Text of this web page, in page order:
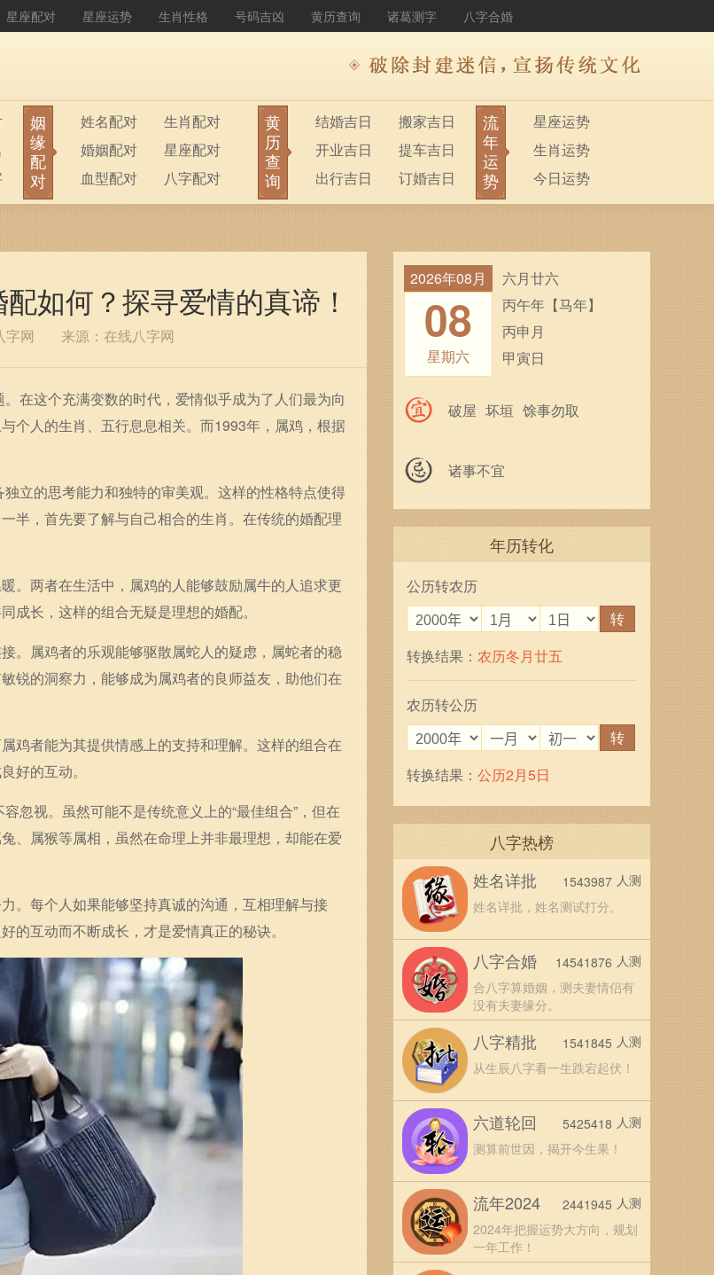
星座配对 星座运势 生肖性格 号码吉凶 黄历查询 诸葛测字 八字合婚
姻
缘
配
对
姓名配对
生肖配对
婚姻配对
星座配对
血型配对
八字配对
黄
历
查
询
结婚吉日
搬家吉日
开业吉日
提车吉日
出行吉日
订婚吉日
流
年
运
势
星座运势
生肖运势
今日运势
如何？探寻爱情的真谛！
字网 来源：在线八字网
在这个充满变数的时代，爱情似乎成为了人们最为向
个人的生肖、五行息息相关。而1993年，属鸡，根据
立的思考能力和独特的审美观。这样的性格特点使得
半，首先要了解与自己相合的生肖。在传统的婚配理
。两者在生活中，属鸡的人能够鼓励属牛的人追求更
成长，这样的组合无疑是理想的婚配。
。属鸡者的乐观能够驱散属蛇人的疑虑，属蛇者的稳
锐的洞察力，能够成为属鸡者的良师益友，助他们在
鸡者能为其提供情感上的支持和理解。这样的组合在
好的互动。
忽视。虽然可能不是传统意义上的“最佳组合”，但在
、属猴等属相，虽然在命理上并非最理想，却能在爱
。每个人如果能够坚持真诚的沟通，互相理解与接
的互动而不断成长，才是爱情真正的秘诀。
2026年08月
08
星期六
六月廿六
丙午年【马年】
丙申月
甲寅日
破屋 坏垣 馀事勿取
诸事不宜
年历转化
公历转农历
转
转换结果： 农历冬月廿五
农历转公历
转
转换结果： 公历2月5日
八字热榜
姓名详批
姓名详批，姓名测试打分。
1543987 人测
八字合婚
合八字算婚姻，测夫妻情侣有
没有夫妻缘分。
14541876 人测
八字精批
从生辰八字看一生跌宕起伏！
1541845 人测
六道轮回
测算前世因，揭开今生果！
5425418 人测
流年2024
2024年把握运势大方向，规划
一年工作！
2441945 人测